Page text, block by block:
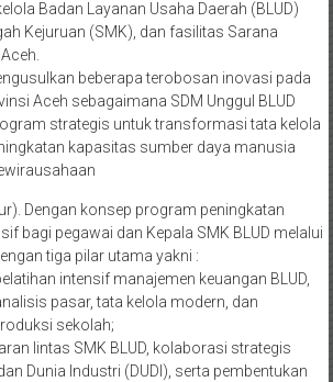
Badan Layanan Usaha Daerah (BLUD)
Kejuruan (SMK), dan fasilitas Sarana
beberapa terobosan inovasi pada
Aceh sebagaimana SDM Unggul BLUD
strategis untuk transformasi tata kelola
kapasitas sumber daya manusia
Dengan konsep program peningkatan
bagi pegawai dan Kepala SMK BLUD melalui
tiga pilar utama yakni :
intensif manajemen keuangan BLUD,
pasar, tata kelola modern, dan
sekolah;
lintas SMK BLUD, kolaborasi strategis
Dunia Industri (DUDI), serta pembentukan